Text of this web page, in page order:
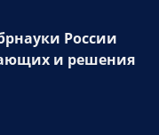
России
и решения